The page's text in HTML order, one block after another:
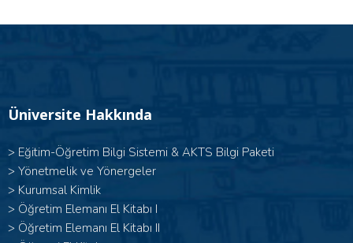
Üniversite Hakkında
> Eğitim-Öğretim Bilgi Sistemi & AKTS Bilgi Paketi
> Yönetmelik ve Yönergeler
> Kurumsal Kimlik
> Öğretim Elemanı El Kitabı I
> Öğretim Elemanı El Kitabı II